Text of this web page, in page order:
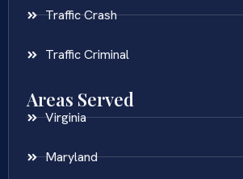
Traffic Crash
Traffic Criminal
Areas Served
Virginia
Maryland